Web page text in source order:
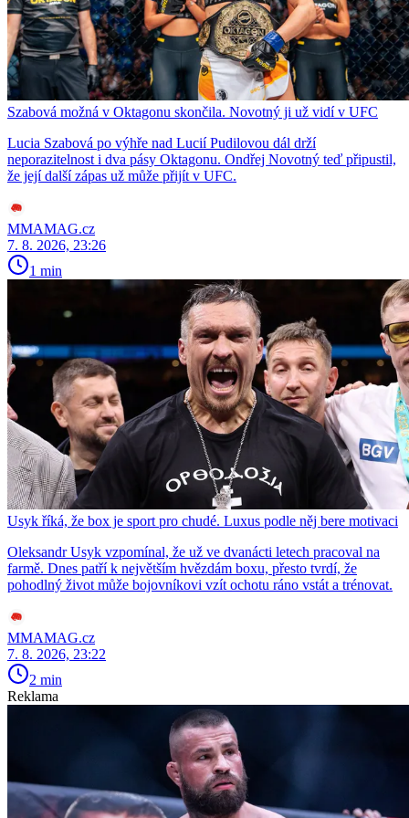
Szabová možná v Oktagonu skončila. Novotný ji už vidí v UFC
Lucia Szabová po výhře nad Lucií Pudilovou dál drží
neporazitelnost i dva pásy Oktagonu. Ondřej Novotný teď připustil,
že její další zápas už může přijít v UFC.
MMAMAG.cz
7. 8. 2026, 23:26
1 min
Usyk říká, že box je sport pro chudé. Luxus podle něj bere motivaci
Oleksandr Usyk vzpomínal, že už ve dvanácti letech pracoval na
farmě. Dnes patří k největším hvězdám boxu, přesto tvrdí, že
pohodlný život může bojovníkovi vzít ochotu ráno vstát a trénovat.
MMAMAG.cz
7. 8. 2026, 23:22
2 min
Reklama